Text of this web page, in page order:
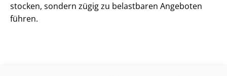
stocken, sondern zügig zu belastbaren Angeboten
führen.